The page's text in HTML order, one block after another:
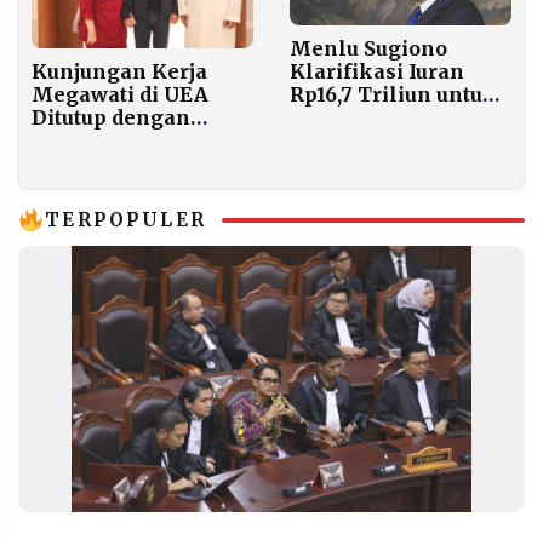
Kunjungan Kerja
Megawati di UEA
Ditutup dengan
Menlu Sugiono
Klarifikasi Iuran
Rp16,7 Triliun untuk
TERPOPULER